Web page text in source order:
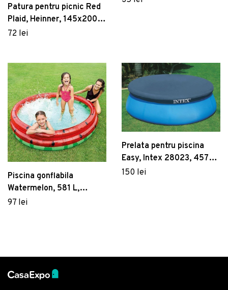
Patura pentru picnic Red
Plaid, Heinner, 145x200
cm, poliester, rosu/alb
72 lei
Piscina gonflabila
Watermelon, 581 L,
168x38 cm, polivinil,
97 lei
Prelata pentru piscina
Easy, Intex 28023, 457
cm, PVC, albastru
150 lei